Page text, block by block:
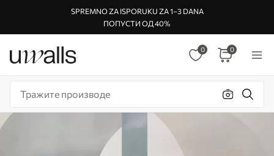
SPREMNO ZA ISPORUKU ZA 1–3 DANA
ПОПУСТИ ОД 40%
0 0